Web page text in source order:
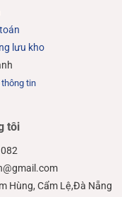
lưu kho
tin
tôi
Hùng, Cẩm Lệ,Đà Nẵng